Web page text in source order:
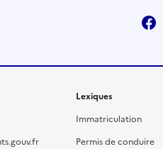
Lexiques
Immatriculation
Permis de conduire